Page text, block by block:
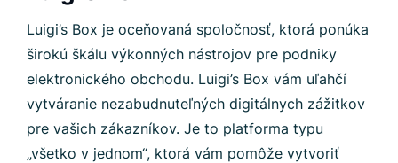
Luigi’s Box je oceňovaná spoločnosť, ktorá ponúka
širokú škálu výkonných nástrojov pre podniky
elektronického obchodu. Luigi’s Box vám uľahčí
vytváranie nezabudnuteľných digitálnych zážitkov
pre vašich zákazníkov. Je to platforma typu
„všetko v jednom“, ktorá vám pomôže vytvoriť